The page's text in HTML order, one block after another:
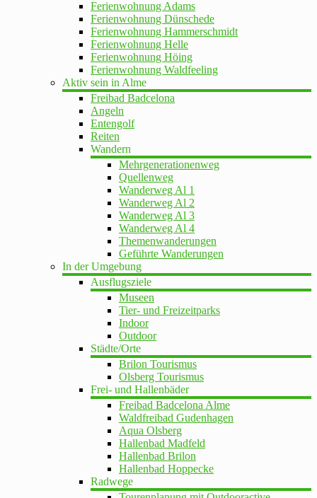
Ferienwohnung Adams
Ferienwohnung Dünschede
Ferienwohnung Hammerschmidt
Ferienwohnung Helle
Ferienwohnung Höing
Ferienwohnung Waldfeeling
Aktiv sein in Alme
Freibad Badcelona
Angeln
Entengolf
Reiten
Wandern
Mehrgenerationenweg
Quellenweg
Wanderweg Al 1
Wanderweg Al 2
Wanderweg Al 3
Wanderweg Al 4
Themenwanderungen
Geführte Wanderungen
In der Umgebung
Ausflugsziele
Museen
Tier- und Freizeitparks
Indoor
Outdoor
Städte/Orte
Brilon Tourismus
Olsberg Tourismus
Frei- und Hallenbäder
Freibad Badcelona Alme
Waldfreibad Gudenhagen
Aqua Olsberg
Hallenbad Madfeld
Hallenbad Brilon
Hallenbad Hoppecke
Radwege